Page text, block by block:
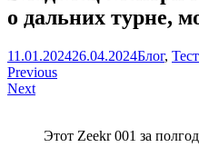
о дальних турне,
Артем
Краснов
11.01.202426.04.2024Блог,
Навигация
по
Previous
Next
Этот Zeekr 001 за